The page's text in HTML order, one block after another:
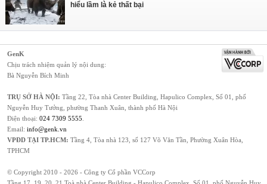
hiểu lầm là kẻ thất bại
GenK
Chịu trách nhiệm quản lý nội dung:
Bà Nguyễn Bích Minh
TRỤ SỞ HÀ NỘI: Tầng 22, Tòa nhà Center Building, Hapulico Complex, Số 01, phố
Nguyễn Huy Tưởng, phường Thanh Xuân, thành phố Hà Nội
Điện thoại: 024 7309 5555
Email: info@genk.vn
VPĐD TẠI TP.HCM: Tầng 4, Tòa nhà 123, số 127 Võ Văn Tần, Phường Xuân Hòa,
TPHCM
© Copyright 2010 - 2026 - Công ty Cổ phần VCCorp